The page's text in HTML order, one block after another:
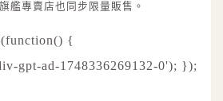
艦專賣店也同步限量販售。
{
gpt-ad-1748336269132-0'); });